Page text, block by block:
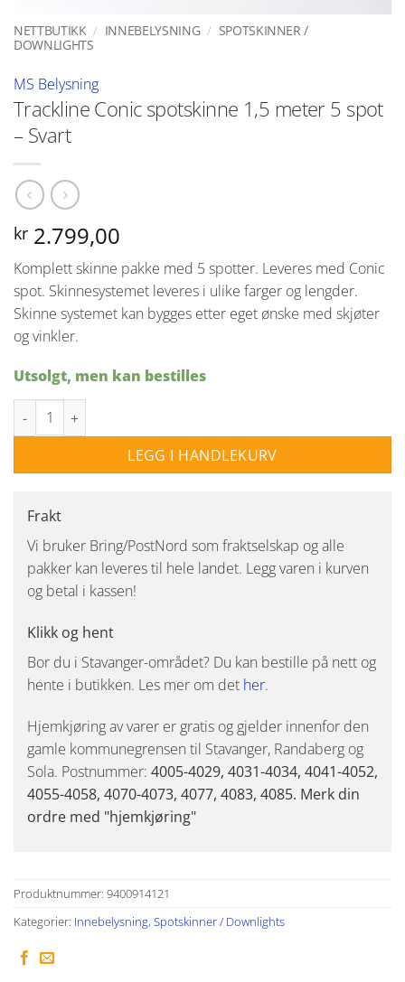
NETTBUTIKK / INNEBELYSNING / SPOTSKINNER /
DOWNLIGHTS
MS Belysning
Trackline Conic spotskinne 1,5 meter 5 spot
– Svart
kr 2.799,00
Komplett skinne pakke med 5 spotter. Leveres med Conic
spot. Skinnesystemet leveres i ulike farger og lengder.
Skinne systemet kan bygges etter eget ønske med skjøter
og vinkler.
Utsolgt, men kan bestilles
Trackline Conic spotskinne 1,5 meter 5 spot - Svart antall
LEGG I HANDLEKURV
Frakt
Vi bruker Bring/PostNord som fraktselskap og alle
pakker kan leveres til hele landet. Legg varen i kurven
og betal i kassen!
Klikk og hent
Bor du i Stavanger-området? Du kan bestille på nett og
hente i butikken. Les mer om det her.
Hjemkjøring av varer er gratis og gjelder innenfor den
gamle kommunegrensen til Stavanger, Randaberg og
Sola. Postnummer: 4005-4029, 4031-4034, 4041-4052,
4055-4058, 4070-4073, 4077, 4083, 4085. Merk din
ordre med "hjemkjøring"
Produktnummer: 9400914121
Kategorier: Innebelysning, Spotskinner / Downlights